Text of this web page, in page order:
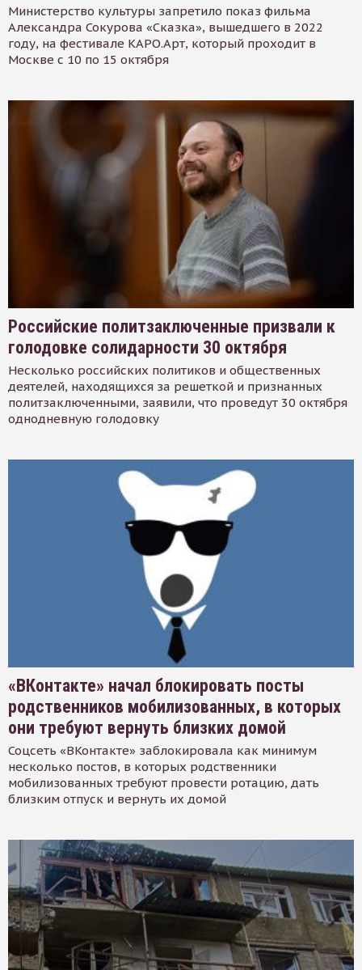
Министерство культуры запретило показ фильма
Александра Сокурова «Сказка», вышедшего в 2022
году, на фестивале КАРО.Арт, который проходит в
Москве с 10 по 15 октября
Российские политзаключенные призвали к
голодовке солидарности 30 октября
Несколько российских политиков и общественных
деятелей, находящихся за решеткой и признанных
политзаключенными, заявили, что проведут 30 октября
однодневную голодовку
«ВКонтакте» начал блокировать посты
родственников мобилизованных, в которых
они требуют вернуть близких домой
Соцсеть «ВКонтакте» заблокировала как минимум
несколько постов, в которых родственники
мобилизованных требуют провести ротацию, дать
близким отпуск и вернуть их домой